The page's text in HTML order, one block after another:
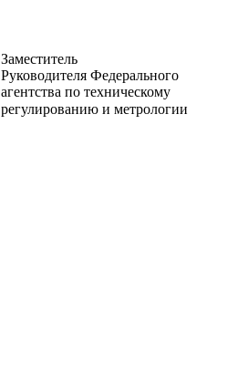
Заместитель
Руководителя Федерального
агентства по техническому
регулированию и метрологии